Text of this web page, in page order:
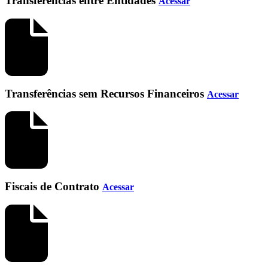
Transferências sem Recursos Financeiros Acessar
Fiscais de Contrato Acessar